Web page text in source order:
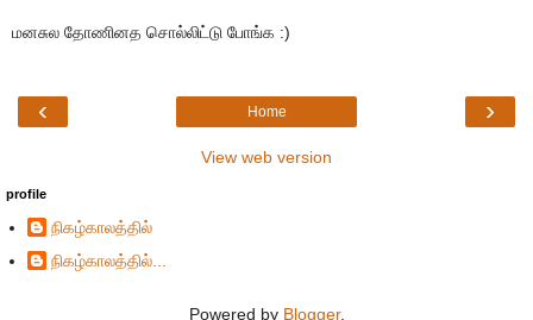
மனசுல தோணினத சொல்லிட்டு போங்க :)
‹ ›
Home
View web version
profile
நிகழ்காலத்தில்
நிகழ்காலத்தில்...
Powered by Blogger.